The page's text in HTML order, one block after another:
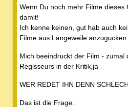
Wenn Du noch mehr Filme dieses
damit!
Ich kenne keinen, gut hab auch
Filme aus Langeweile anzugucken.
Mich beeindruckt der Film - zumal
Regisseurs in der Kritik,ja
WER REDET IHN DENN
Das ist die Frage.